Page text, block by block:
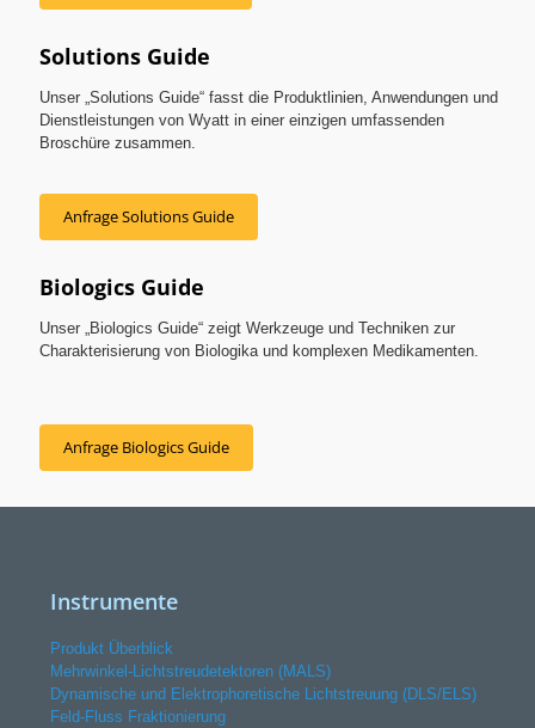
Solutions Guide
Unser „Solutions Guide“ fasst die Produktlinien, Anwendungen und
Dienstleistungen von Wyatt in einer einzigen umfassenden
Broschüre zusammen.
Anfrage Solutions Guide
Biologics Guide
Unser „Biologics Guide“ zeigt Werkzeuge und Techniken zur
Charakterisierung von Biologika und komplexen Medikamenten.
Anfrage Biologics Guide
Instrumente
Produkt Überblick
Mehrwinkel-Lichtstreudetektoren (MALS)
Dynamische und Elektrophoretische Lichtstreuung (DLS/ELS)
Feld-Fluss Fraktionierung